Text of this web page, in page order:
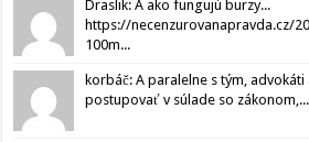
Draslik: A ako fungujú burzy...
https://necenzurovanapravda.cz/
100m...
korbáč: A paralelne s tým,
postupovať v súlade so zákonom,...